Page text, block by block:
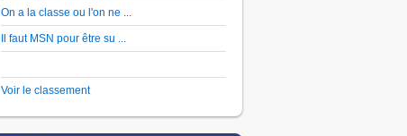
On a la classe ou l'on ne ...
Il faut MSN pour être su ...
Voir le classement